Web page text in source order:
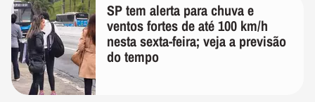
SP tem alerta para chuva e
ventos fortes de até 100 km/h
nesta sexta-feira; veja a previsão
do tempo